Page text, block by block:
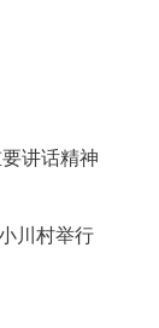
讲话精神
川村举行